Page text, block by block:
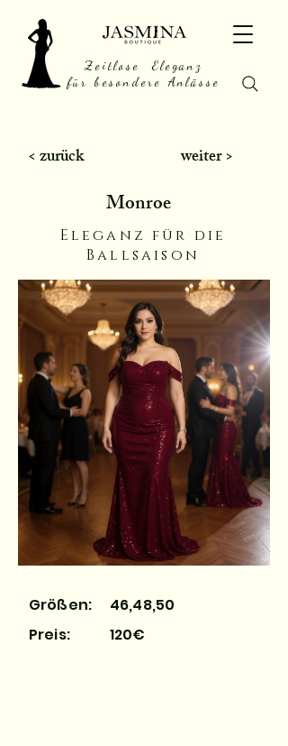
Zeitlose Eleganz
für besondere Anlässe
< zurück weiter >
Monroe
Eleganz für die
Ballsaison
Größen:
Preis:
46,48,50
120€